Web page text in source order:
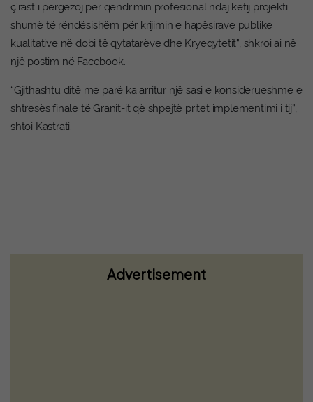
ç’rast i përgëzoj për qëndrimin profesional ndaj këtij projekti
shumë të rëndësishëm për krijimin e hapësirave publike
kualitative në dobi të qytatarëve dhe Kryeqytetit”, shkroi ai në
një postim në Facebook.
“Gjithashtu ditë me parë ka arritur një sasi e konsiderueshme e
shtresës finale të Granit-it që shpejtë pritet implementimi i tij”,
shtoi Kastrati.